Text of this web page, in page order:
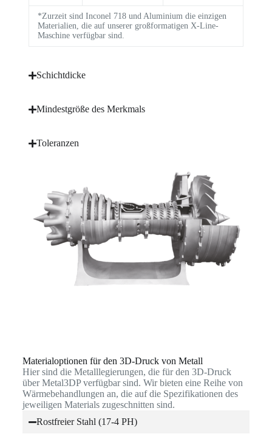
*Zurzeit sind Inconel 718 und Aluminium die einzigen
Materialien, die auf unserer großformatigen X-Line-
Maschine verfügbar sind.
Schichtdicke
Mindestgröße des Merkmals
Toleranzen
Materialoptionen für den 3D-Druck von Metall
Hier sind die Metalllegierungen, die für den 3D-Druck
über Metal3DP verfügbar sind. Wir bieten eine Reihe von
Wärmebehandlungen an, die auf die Spezifikationen des
jeweiligen Materials zugeschnitten sind.
Rostfreier Stahl (17-4 PH)